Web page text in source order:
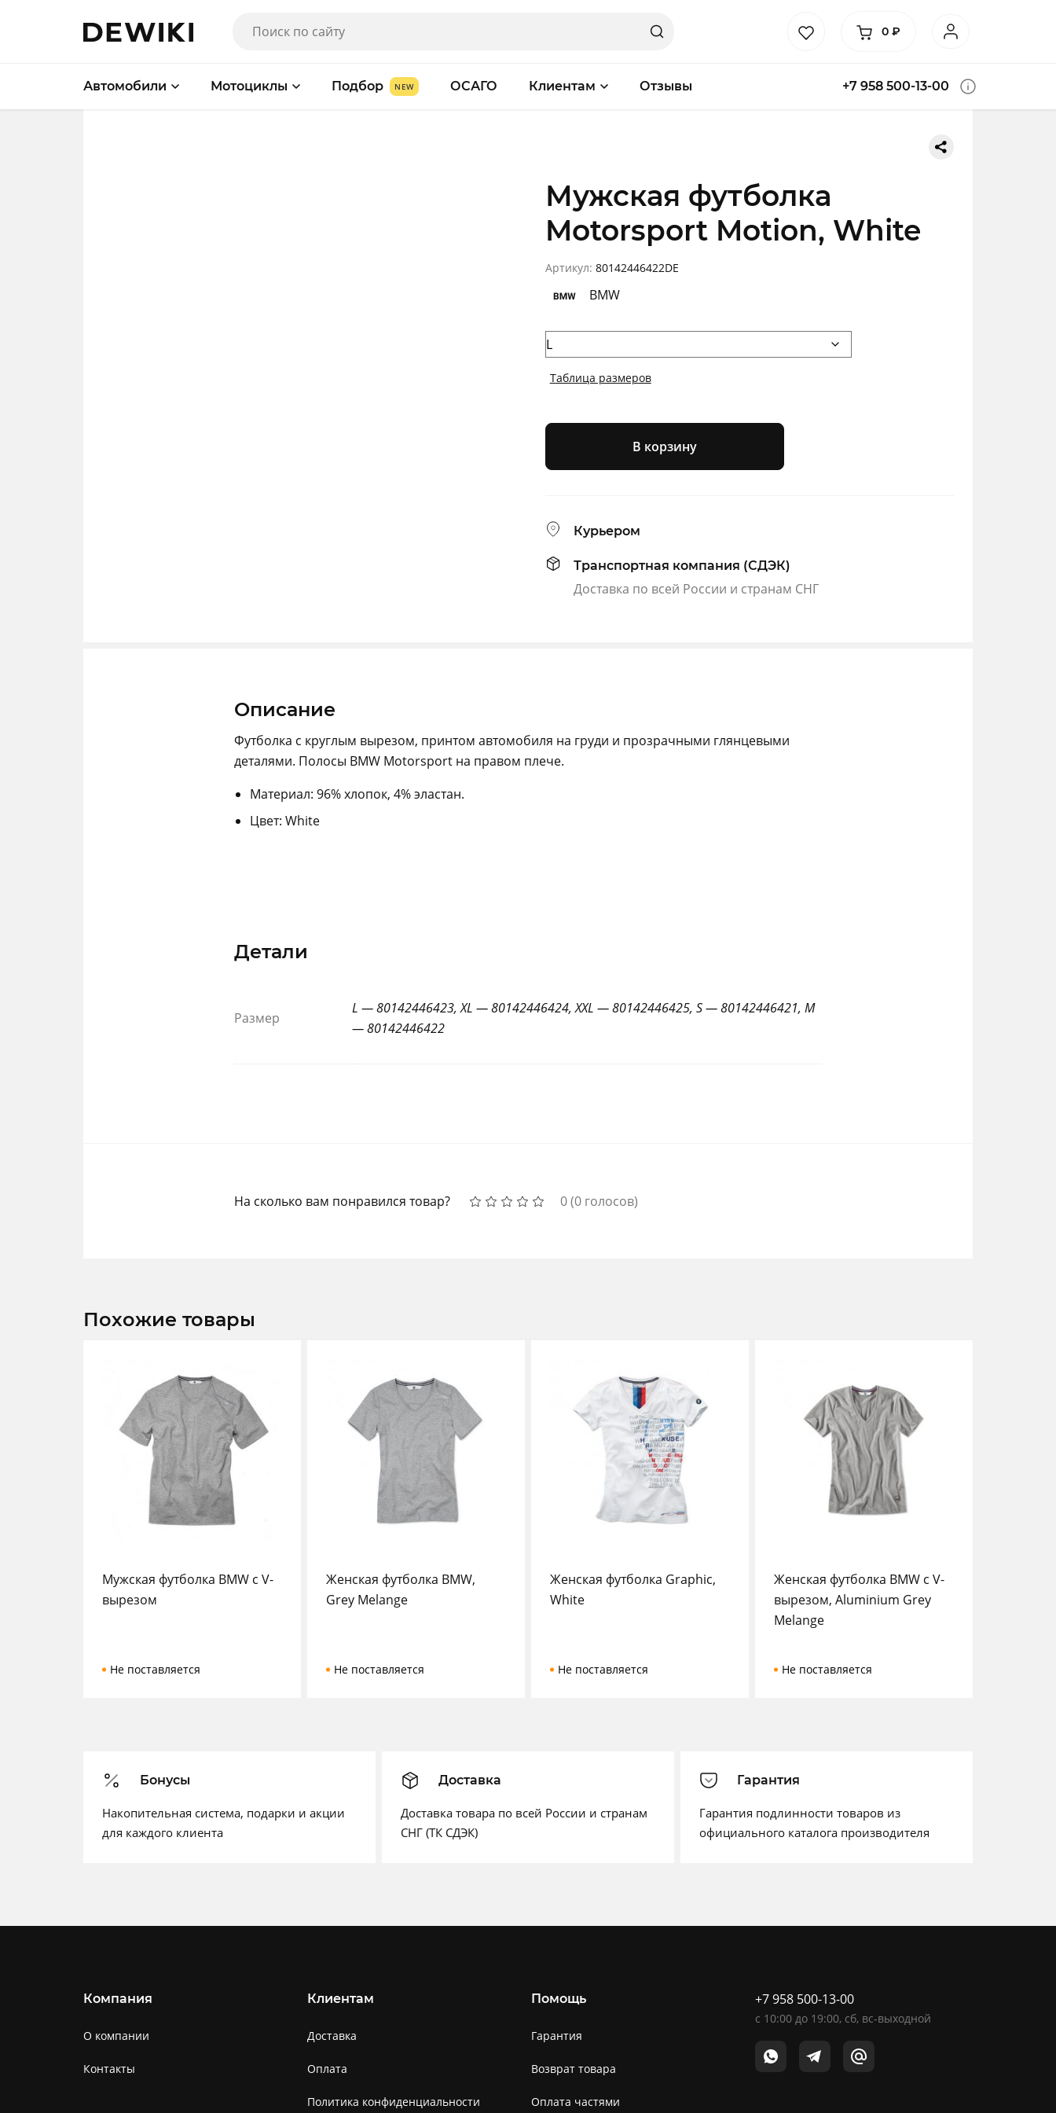
0 ₽
Автомобили Мотоциклы Подбор ОСАГО Клиентам Отзывы +7 958 500-13-00
Мужская футболка
Motorsport Motion, White
Артикул: 80142446422DE
BMW
Таблица размеров
В корзину
Курьером
Транспортная компания (СДЭК)
Доставка по всей России и странам СНГ
Описание
Футболка с круглым вырезом, принтом автомобиля на груди и прозрачными глянцевыми
деталями. Полосы BMW Motorsport на правом плече.
Материал: 96% хлопок, 4% эластан.
Цвет: White
Детали
Размер
L — 80142446423, XL — 80142446424, XXL — 80142446425, S — 80142446421, M
— 80142446422
На сколько вам понравился товар? 0(0 голосов)
Похожие товары
Мужская футболка BMW c V-
вырезом
Не поставляется
Женская футболка BMW,
Grey Melange
Не поставляется
Женская футболка Graphic,
White
Не поставляется
Женская футболка BMW с V-
вырезом, Aluminium Grey
Melange
Не поставляется
Бонусы
Накопительная система, подарки и акции
для каждого клиента
Доставка
Доставка товара по всей России и странам
СНГ (ТК СДЭК)
Гарантия
Гарантия подлинности товаров из
официального каталога производителя
Компания
О компании
Контакты
Клиентам
Доставка
Оплата
Политика конфиденциальности
Помощь
Гарантия
Возврат товара
Оплата частями
+7 958 500-13-00
c 10:00 до 19:00, сб, вс-выходной